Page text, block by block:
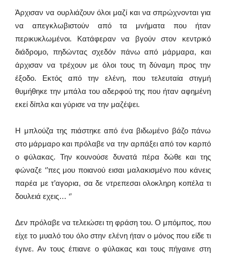
Άρχισαν να ουρλιάζουν όλοι μαζί και να σπρώχνονται για
να απεγκλωβιστούν από τα μνήματα που ήταν
περικυκλωμένοι. Κατάφεραν να βγούν στον κεντρικό
διάδρομο, πηδώντας σχεδόν πάνω από μάρμαρα, και
άρχισαν να τρέχουν με όλοι τους τη δύναμη προς την
έξοδο. Εκτός από την ελένη, που τελευταία στιγμή
θυμήθηκε την μπάλα του αδερφού της που ήταν αφημένη
εκεί δίπλα και γύρισε να την μαζέψει.
Η μπλούζα της πιάστηκε από ένα βιδωμένο βάζο πάνω
στο μάρμαρο και πρόλαβε να την αρπάξει από τον καρπό
ο φύλακας. Την κουνούσε δυνατά πέρα δώθε και της
φώναζε ‘’πες μου ποιανού εισαι μαλακισμένο που κάνεις
παρέα με τ’αγορια, σα δε ντρεπεσαι ολοκληρη κοπέλα τι
δουλειά εχεις… ‘’
Δεν πρόλαβε να τελειώσει τη φράση του. Ο μπόμπος, που
είχε το μυαλό του όλο στην ελένη ήταν ο μόνος που είδε τι
έγινε. Αν τους έπιανε ο φύλακας και τους πήγαινε στη